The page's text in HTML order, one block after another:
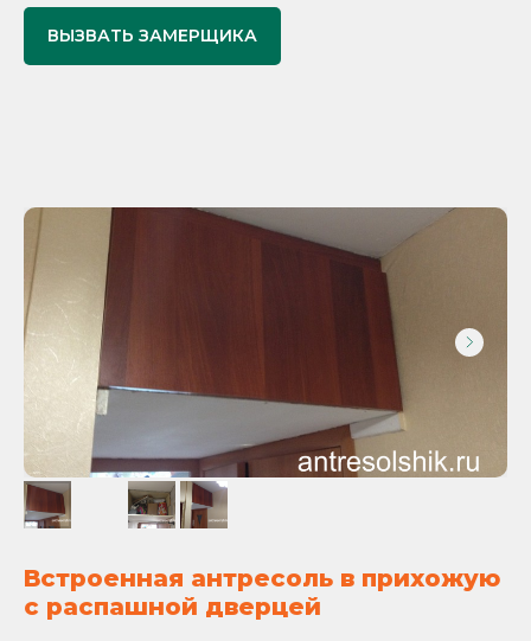
ВЫЗВАТЬ ЗАМЕРЩИКА
Встроенная антресоль в прихожую
с распашной дверцей